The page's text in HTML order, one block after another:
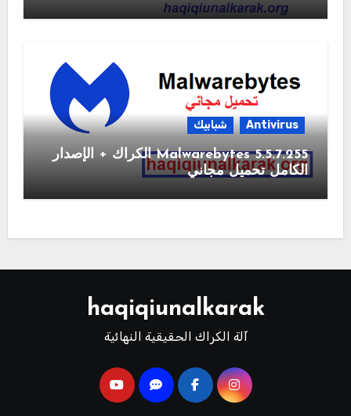
Antivirus شبابيك
Malwarebytes 5.5.7.255 الكراك + الإصدار
الكامل تحميل مجاني
haqiqiunalkarak
آلة الكراك الحقيقية النهائية